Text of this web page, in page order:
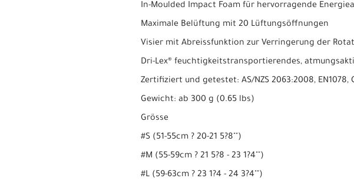
In-Moulded Impact Foam für hervorragende
Maximale Belüftung mit 20 Lüftungsöffnungen
Visier mit Abreissfunktion zur Verringerung der
Dri-Lex® feuchtigkeitstransportierendes,
Zertifiziert und getestet: AS/NZS 2063:2008, EN1078,
Gewicht: ab 300 g (0.65 lbs)
Grösse
#S (51-55cm ? 20-21 5?8"")
#M (55-59cm ? 21 5?8 - 23 1?4"")
#L (59-63cm ? 23 1?4 - 24 3?4"")